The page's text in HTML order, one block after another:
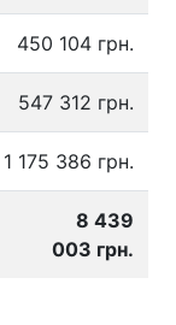
450 104 грн.
547 312 грн.
1 175 386 грн.
8 439
003 грн.